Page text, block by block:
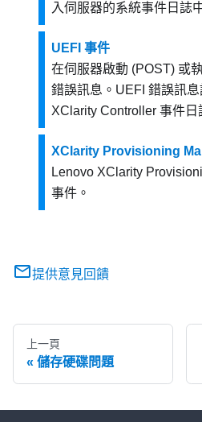
入伺服器的系統事件日誌
UEFI 事件
在伺服器啟動 (POST) 或
錯誤訊息。UEFI 錯誤訊
XClarity Controller 事件日
XClarity Provisioning
Lenovo XClarity
事件。
提供意見回饋
上一頁
儲存硬碟問題